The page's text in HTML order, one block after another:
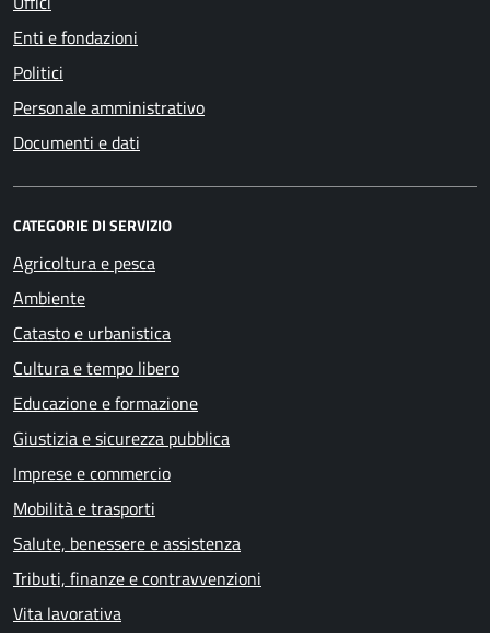
Enti e fondazioni
Politici
Personale amministrativo
Documenti e dati
CATEGORIE DI SERVIZIO
Agricoltura e pesca
Ambiente
Catasto e urbanistica
Cultura e tempo libero
Educazione e formazione
Giustizia e sicurezza pubblica
Imprese e commercio
Mobilità e trasporti
Salute, benessere e assistenza
Tributi, finanze e contravvenzioni
Vita lavorativa